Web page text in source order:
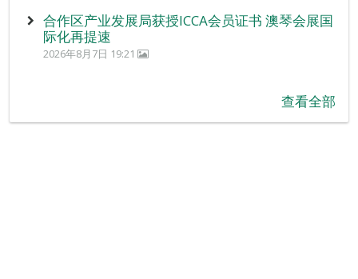
合作区产业发展局获授ICCA会员证书 澳琴会展国
际化再提速
2026年8月7日 19:21
查看全部